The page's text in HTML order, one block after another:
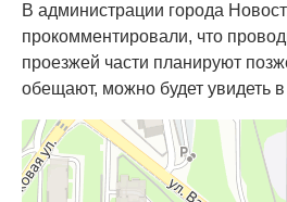
В администрации города
прокомментировали, что
проезжей части планируют
обещают, можно будет увидеть в